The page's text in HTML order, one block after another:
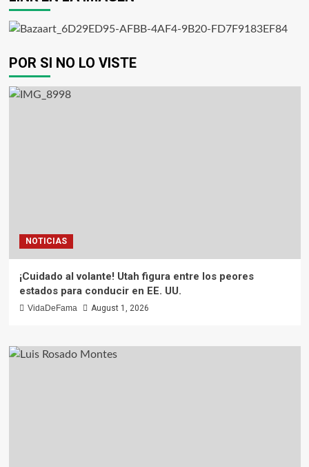
POR SI NO LO VISTE
NOTICIAS
¡Cuidado al volante! Utah figura entre los peores
estados para conducir en EE. UU.
VidaDeFama August 1, 2026